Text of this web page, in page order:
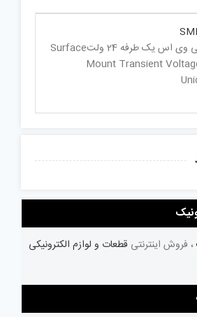
توضیحات : دیود تی وی اس یک طرفه 24 ولتSurface
Mount Transient
، فروش اینترنتی قطعات و لوازم الکترونیکی